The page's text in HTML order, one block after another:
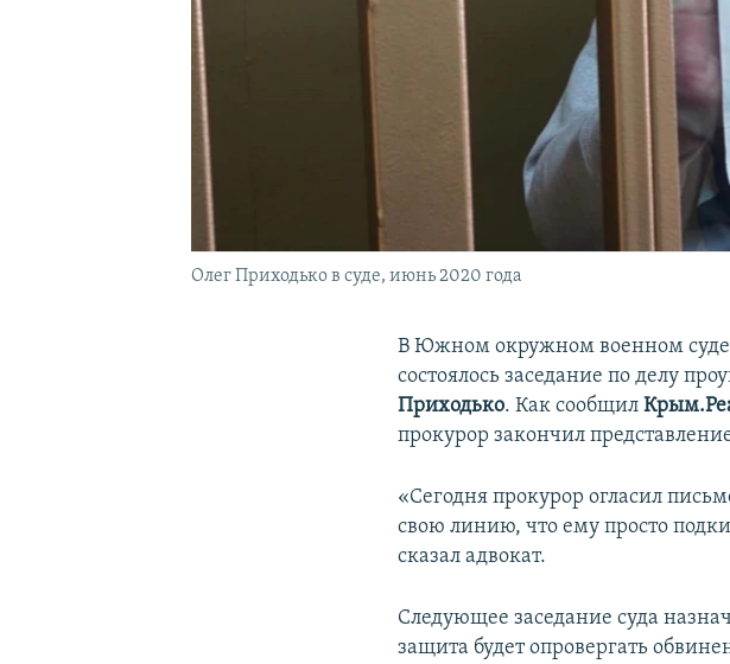
Олег Приходько в суде, июнь 2020 года
В Южном окружном военном суде
состоялось заседание по делу
Приходько. Как сообщил
прокурор закончил
«Сегодня прокурор огласил
свою линию, что ему просто
сказал адвокат.
Следующее заседание суда
защита будет опровергать